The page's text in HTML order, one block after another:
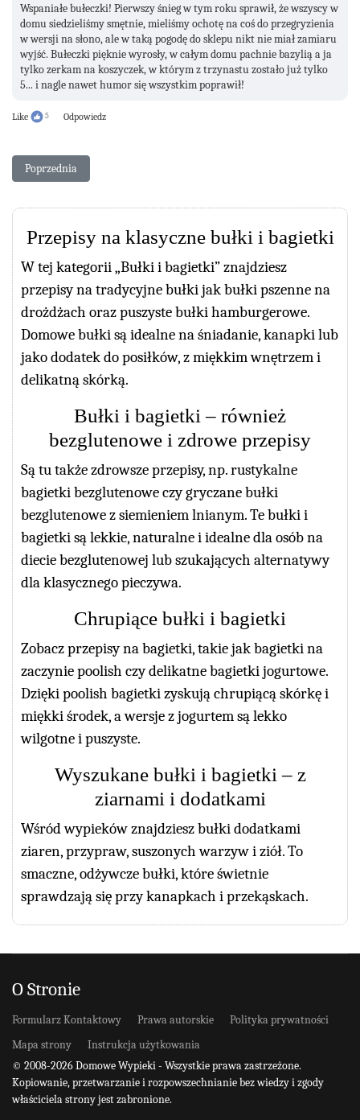
Wspaniałe bułeczki! Pierwszy śnieg w tym roku sprawił, że wszyscy w
domu siedzieliśmy smętnie, mieliśmy ochotę na coś do przegryzienia
w wersji na słono, ale w taką pogodę do sklepu nikt nie miał zamiaru
wyjść. Bułeczki pięknie wyrosły, w całym domu pachnie bazylią a ja
tylko zerkam na koszyczek, w którym z trzynastu zostało już tylko
5... i nagle nawet humor się wszystkim poprawił!
Like 5 Odpowiedz
Poprzednia strona: Kajzerki
Poprzednia
Przepisy na klasyczne bułki i bagietki
W tej kategorii „Bułki i bagietki” znajdziesz
przepisy na tradycyjne bułki jak bułki pszenne na
drożdżach oraz puszyste bułki hamburgerowe.
Domowe bułki są idealne na śniadanie, kanapki lub
jako dodatek do posiłków, z miękkim wnętrzem i
delikatną skórką.
Bułki i bagietki – również
bezglutenowe i zdrowe przepisy
Są tu także zdrowsze przepisy, np. rustykalne
bagietki bezglutenowe czy gryczane bułki
bezglutenowe z siemieniem lnianym. Te bułki i
bagietki są lekkie, naturalne i idealne dla osób na
diecie bezglutenowej lub szukających alternatywy
dla klasycznego pieczywa.
Chrupiące bułki i bagietki
Zobacz przepisy na bagietki, takie jak bagietki na
zaczynie poolish czy delikatne bagietki jogurtowe.
Dzięki poolish bagietki zyskują chrupiącą skórkę i
miękki środek, a wersje z jogurtem są lekko
wilgotne i puszyste.
Wyszukane bułki i bagietki – z
ziarnami i dodatkami
Wśród wypieków znajdziesz bułki dodatkami
ziaren, przypraw, suszonych warzyw i ziół. To
smaczne, odżywcze bułki, które świetnie
sprawdzają się przy kanapkach i przekąskach.
O Stronie
Formularz Kontaktowy Prawa autorskie
Polityka prywatności
Mapa strony
Instrukcja użytkowania
© 2008-2026 Domowe Wypieki - Wszystkie prawa zastrzeżone.
Kopiowanie, przetwarzanie i rozpowszechnianie bez wiedzy i zgody
właściciela strony jest zabronione.